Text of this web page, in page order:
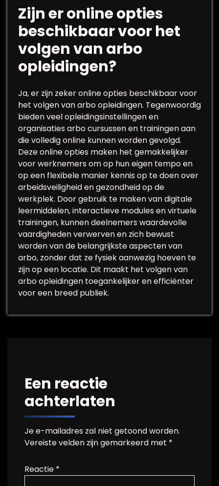
Zijn er online opties
beschikbaar voor het
volgen van arbo
opleidingen?
Ja, er zijn zeker online opties beschikbaar voor
het volgen van arbo opleidingen. Tegenwoordig
bieden veel opleidingsinstellingen en
organisaties arbo cursussen en trainingen aan
die volledig online kunnen worden gevolgd.
Deze online opties maken het gemakkelijker
voor werknemers om op hun eigen tempo en
op een flexibele manier kennis op te doen over
arbeidsveiligheid en gezondheid op de
werkplek. Door gebruik te maken van digitale
leermiddelen, interactieve modules en virtuele
trainingen, kunnen deelnemers waardevolle
vaardigheden verwerven en zich bewust
worden van de belangrijkste aspecten van
arbo, zonder dat ze fysiek aanwezig hoeven te
zijn op een locatie. Dit maakt het volgen van
arbo opleidingen toegankelijker en efficiënter
voor een breed publiek.
Een reactie
achterlaten
Je e-mailadres zal niet getoond worden.
Vereiste velden zijn gemarkeerd met *
Reactie *